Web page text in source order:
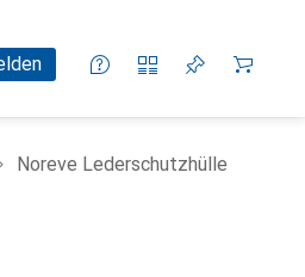
Noreve Lederschutzhülle